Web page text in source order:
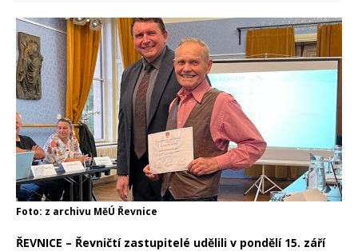
Foto: z archivu MěÚ Řevnice
ŘEVNICE – Řevničtí zastupitelé udělili v pondělí 15. září